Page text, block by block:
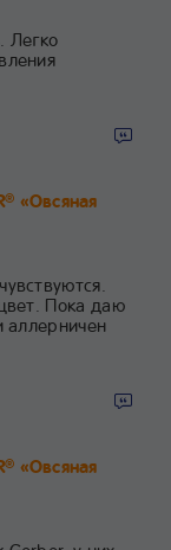
Легко
® «Овсяная
Пока даю
аллерничен
® «Овсяная